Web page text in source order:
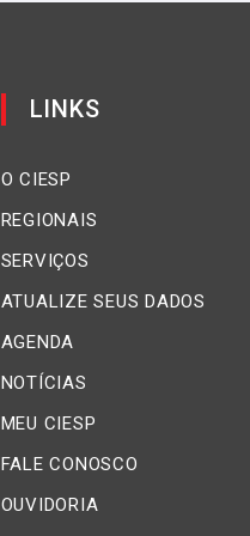
LINKS
O CIESP
REGIONAIS
SERVIÇOS
ATUALIZE SEUS DADOS
AGENDA
NOTÍCIAS
MEU CIESP
FALE CONOSCO
OUVIDORIA